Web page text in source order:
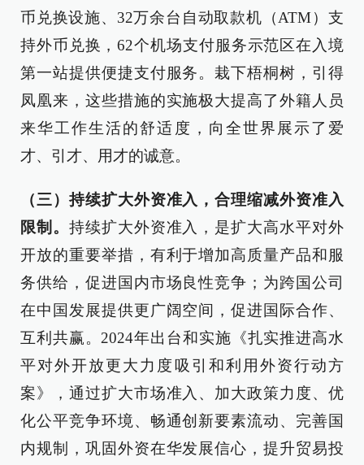
币兑换设施、32万余台自动取款机（ATM）支
持外币兑换，62个机场支付服务示范区在入境
第一站提供便捷支付服务。栽下梧桐树，引得
凤凰来，这些措施的实施极大提高了外籍人员
来华工作生活的舒适度，向全世界展示了爱
才、引才、用才的诚意。
（三）持续扩大外资准入，合理缩减外资准入
限制。 持续扩大外资准入，是扩大高水平对外
开放的重要举措，有利于增加高质量产品和服
务供给，促进国内市场良性竞争；为跨国公司
在中国发展提供更广阔空间，促进国际合作、
互利共赢。2024年出台和实施《扎实推进高水
平对外开放更大力度吸引和利用外资行动方
案》，通过扩大市场准入、加大政策力度、优
化公平竞争环境、畅通创新要素流动、完善国
内规制，巩固外资在华发展信心，提升贸易投